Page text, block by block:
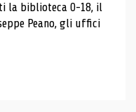
la biblioteca 0-18, il
Peano, gli uffici